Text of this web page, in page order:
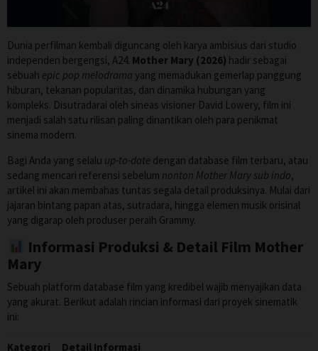
Dunia perfilman kembali diguncang oleh karya ambisius dari studio
independen bergengsi, A24. Mother Mary (2026) hadir sebagai
sebuah epic pop melodrama yang memadukan gemerlap panggung
hiburan, tekanan popularitas, dan dinamika hubungan yang
kompleks. Disutradarai oleh sineas visioner David Lowery, film ini
menjadi salah satu rilisan paling dinantikan oleh para penikmat
sinema modern.
Bagi Anda yang selalu up-to-date dengan database film terbaru, atau
sedang mencari referensi sebelum nonton Mother Mary sub indo,
artikel ini akan membahas tuntas segala detail produksinya. Mulai dari
jajaran bintang papan atas, sutradara, hingga elemen musik orisinal
yang digarap oleh produser peraih Grammy.
Informasi Produksi & Detail Film Mother
Mary
Sebuah platform database film yang kredibel wajib menyajikan data
yang akurat. Berikut adalah rincian informasi dari proyek sinematik
ini:
Kategori
Detail Informasi